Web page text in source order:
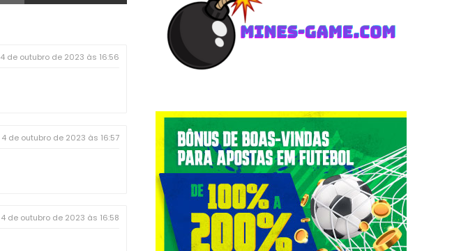
4 de outubro de 2023 às 16:56
4 de outubro de 2023 às 16:57
4 de outubro de 2023 às 16:58